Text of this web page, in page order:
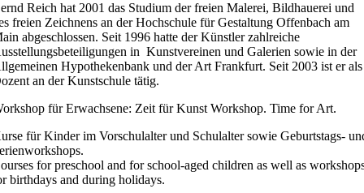
Reich hat 2001 das Studium der freien Malerei, Bildhauerei und
freien Zeichnens an der Hochschule für Gestaltung Offenbach am
abgeschlossen. Seit 1996 hatte der Künstler zahlreiche
in Kunstvereinen und Galerien sowie in der
Hypothekenbank und der Art Frankfurt. Seit 2003 ist er als
an der Kunstschule tätig.
für Erwachsene: Zeit für Kunst Workshop. Time for Art.
für Kinder im Vorschulalter und Schulalter sowie Geburtstags-
for preschool and for school-aged children as well as
birthdays and during holidays.